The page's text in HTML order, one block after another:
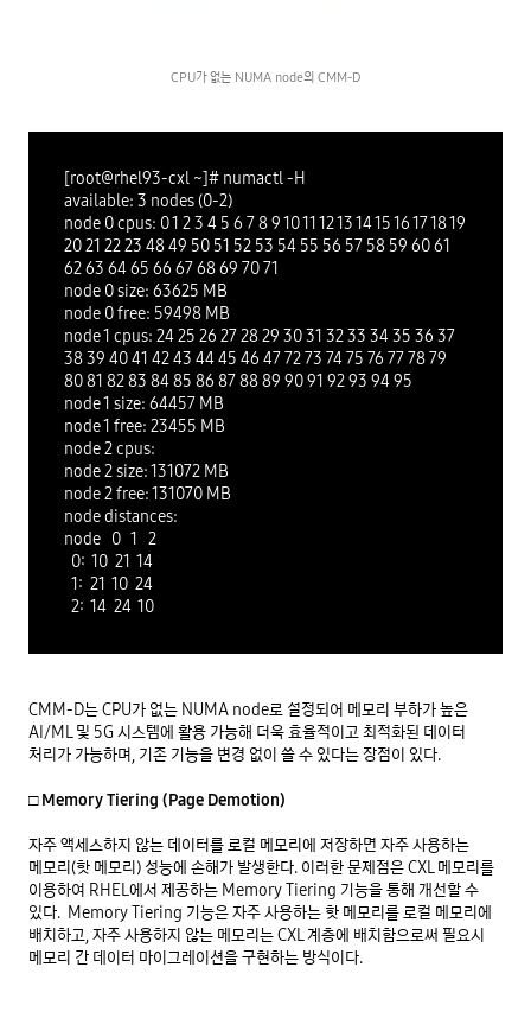
CPU가 없는 NUMA node의 CMM-D
[root@rhel93-cxl ~]# numactl -H
available: 3 nodes (0-2)
node 0 cpus: 0 1 2 3 4 5 6 7 8 9 10 11 12 13 14 15 16 17 18 19
20 21 22 23 48 49 50 51 52 53 54 55 56 57 58 59 60 61
62 63 64 65 66 67 68 69 70 71
node 0 size: 63625 MB
node 0 free: 59498 MB
node 1 cpus: 24 25 26 27 28 29 30 31 32 33 34 35 36 37
38 39 40 41 42 43 44 45 46 47 72 73 74 75 76 77 78 79
80 81 82 83 84 85 86 87 88 89 90 91 92 93 94 95
node 1 size: 64457 MB
node 1 free: 23455 MB
node 2 cpus:
node 2 size: 131072 MB
node 2 free: 131070 MB
node distances:
node   0   1   2
CMM-D는 CPU가 없는 NUMA node로 설정되어 메모리 부하가 높은
AI/ML 및 5G 시스템에 활용 가능해 더욱 효율적이고 최적화된 데이터
처리가 가능하며, 기존 기능을 변경 없이 쓸 수 있다는 장점이 있다.
□ Memory Tiering (Page Demotion)
자주 액세스하지 않는 데이터를 로컬 메모리에 저장하면 자주 사용하는
메모리(핫 메모리) 성능에 손해가 발생한다. 이러한 문제점은 CXL 메모리를
이용하여 RHEL에서 제공하는 Memory Tiering 기능을 통해 개선할 수
있다.  Memory Tiering 기능은 자주 사용하는 핫 메모리를 로컬 메모리에
배치하고, 자주 사용하지 않는 메모리는 CXL 계층에 배치함으로써 필요시
메모리 간 데이터 마이그레이션을 구현하는 방식이다.